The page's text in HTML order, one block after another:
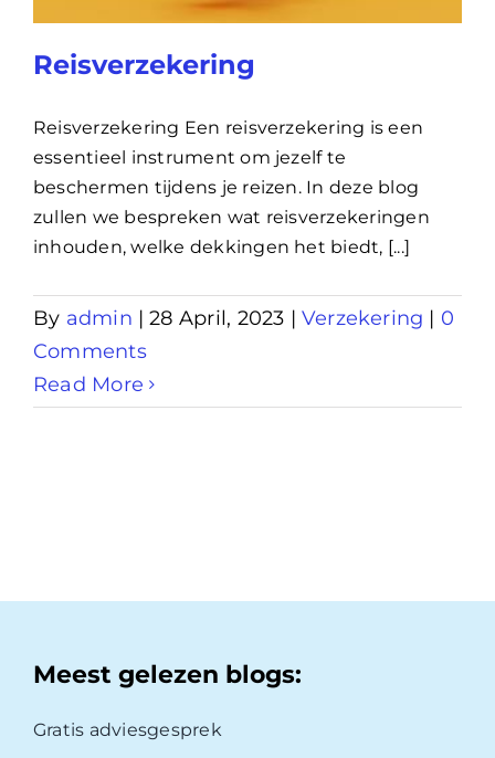
Lening
Overwaarde
over advies nederland
Reisverzekering
Reisverzekering Een reisverzekering is een
essentieel instrument om jezelf te
beschermen tijdens je reizen. In deze blog
zullen we bespreken wat reisverzekeringen
inhouden, welke dekkingen het biedt, [...]
By admin | 28 April, 2023 | Verzekering | 0
Comments
Read More
Meest gelezen blogs:
Gratis adviesgesprek